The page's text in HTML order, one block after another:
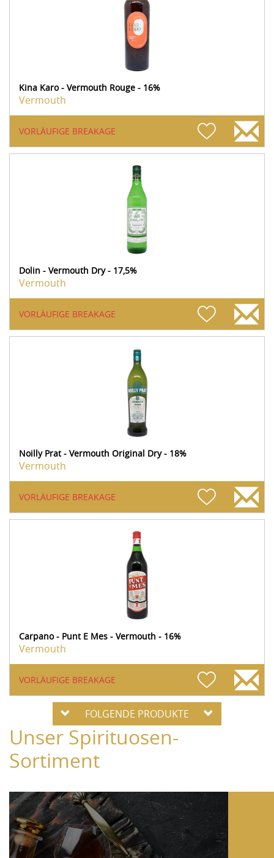
Kina Karo - Vermouth Rouge - 16%
Vermouth
VORLÄUFIGE BREAKAGE
Dolin - Vermouth Dry - 17,5%
Vermouth
VORLÄUFIGE BREAKAGE
Noilly Prat - Vermouth Original Dry - 18%
Vermouth
VORLÄUFIGE BREAKAGE
Carpano - Punt E Mes - Vermouth - 16%
Vermouth
VORLÄUFIGE BREAKAGE
FOLGENDE PRODUKTE
Unser Spirituosen-
Sortiment